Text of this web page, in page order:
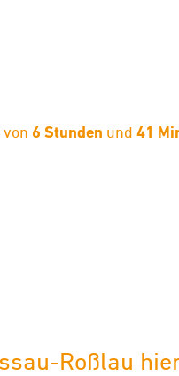
6 Stunden und 41
Roßlau